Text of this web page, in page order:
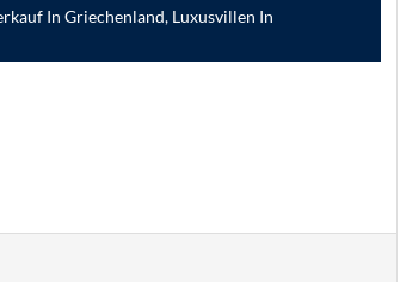
In Griechenland, Luxusvillen In